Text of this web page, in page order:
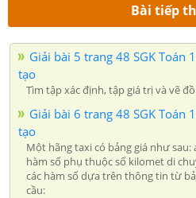
Bài tiếp
Giải bài 5 trang 48 SGK Toán
tạo
Tìm tập xác định, tập giá trị và vẽ
Giải bài 6 trang 48 SGK Toán
tạo
Một hãng taxi có bảng giá như
hàm số phụ thuộc số kilomet di
các hàm số dựa trên thông tin từ
cầu: